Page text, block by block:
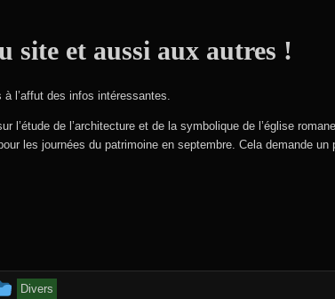
site et aussi aux autres !
l’affut des infos intéressantes.
l’étude de l’architecture et de la symbolique de l’église
les journées du patrimoine en septembre. Cela demande un
Cet article a été publié dans
Divers